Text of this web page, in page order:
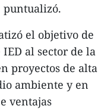
puntualizó.
el objetivo de
al sector de la
proyectos de alta
ambiente y en
ventajas